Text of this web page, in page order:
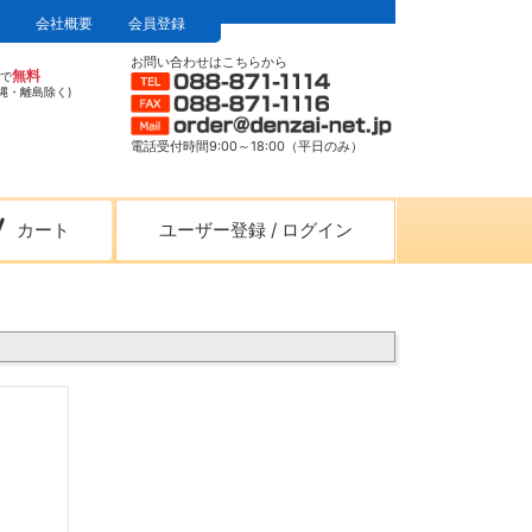
会社概要 会員登録
無料
・離島除く)
お問い合わせはこちらから
電話受付時間9:00～18:00（平日のみ）
カート ユーザー登録 / ログイン